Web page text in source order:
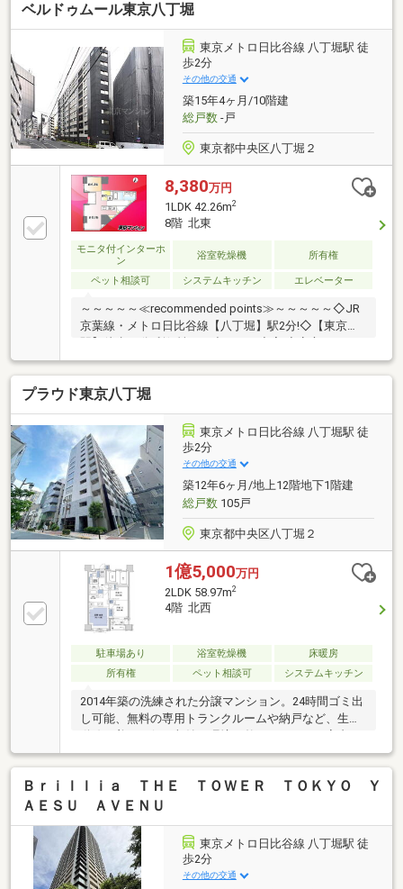
む）／3LDK+WIC+SIC+N＋TR■各居室に収納有・リビ
ングダイニングには約0.7平米の納戸有■LD・洋室天井
最高高2600mm■北東向きバルコニーに面した採光・通
風良好の使い勝手に優れたプラン■北東向きバルコニ
ーからはスカイツリーを望めます。（天候による）■
隅田川テラスや新川公園まで徒歩５分、休日にのんび
りできるスポット多数。■ホテルライクな共用施設・
設備
ベルドゥムール東京八丁堀
東京メトロ日比谷線 八丁堀駅 徒
歩2分
その他の交通
築15年4ヶ月/10階建
総戸数-戸
東京都中央区八丁堀２
8,380万円
1LDK 42.26m2
8階 北東
モニタ付インターホ
ン
浴室乾燥機 所有権
ペット相談可 システムキッチン エレベーター
～～～～～≪recommended points≫～～～～～◇JR
京葉線・メトロ日比谷線【八丁堀】駅2分!◇【東京
年築!都市に溶け込むモダン外観!◇ペット飼育可! 愛
する家族と癒しの時間を!◇オートロック×宅配ボック
ス!不在時も安心!～～～～～～～～～～～～～～～～～
～～～～～◆頭金0円から購入可!長期低金利50年ロー
ン!◆提携銀行多数、住宅ローンご相談下さい!◆車で
まとめてご案内!自宅まで送迎も可!◆年中無休!即日対
応させていただきます!◆5000円QUOプレゼントキャ
ンペーン♪◆フジテレビ等でCM放映♪
プラウド東京八丁堀
東京メトロ日比谷線 八丁堀駅 徒
歩2分
その他の交通
築12年6ヶ月/地上12階地下1階建
総戸数105戸
東京都中央区八丁堀２
1億5,000万円
2LDK 58.97m2
4階 北西
駐車場あり 浴室乾燥機
床暖房
所有権
ペット相談可 システムキッチン
2014年築の洗練された分譲マンション。24時間ゴミ出
し可能、無料の専用トランクルームや納戸など、生活
動線を美しく保つ収納・環境が整っています。室内は
カウンターキッチンや床暖房、1418サイズのゆとりあ
る浴室を完備。さらに追い焚き機能付きオートバスや
浴室換気乾燥暖房機、ディスポーザー、ビルトイン食
洗機など、日々の家事をサポートする先進の設備が充
を、ぜひここで始めてみませんか。
Ｂｒｉｌｌｉａ ＴＨＥ ＴＯＷＥＲ ＴＯＫＹＯ Ｙ
ＡＥＳＵ ＡＶＥＮＵ
東京メトロ日比谷線 八丁堀駅 徒
歩2分
その他の交通